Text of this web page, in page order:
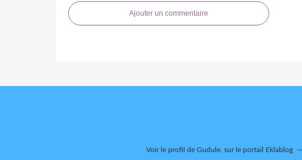
Ajouter un commentaire
Voir le profil de Gudule. sur le portail Eklablog